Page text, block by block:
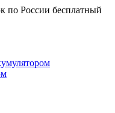
по России бесплатный